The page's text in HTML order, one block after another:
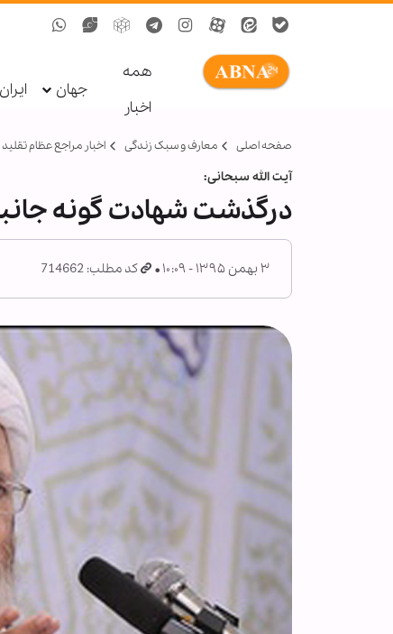
همه
اخبار
جهان ایران
صفحه اصلی معارف و سبک زندگی اخبار مراجع عظام تقلید
آیت الله سبحانی:
درگذشت شهادت گونه
۳ بهمن ۱۳۹۵ - ۱۰:۰۹ کد مطلب: 714662